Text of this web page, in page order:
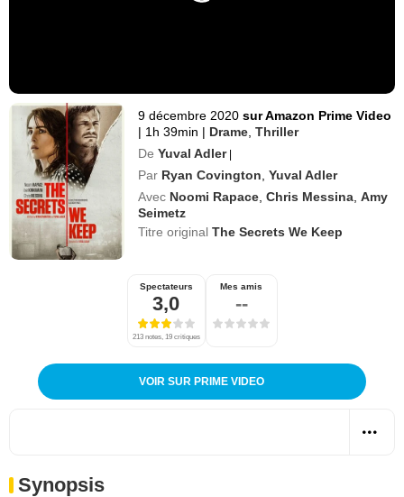
9 décembre 2020 sur Amazon Prime Video
| 1h 39min | Drame ,Thriller
De Yuval Adler |
Par Ryan Covington ,Yuval Adler
Avec Noomi Rapace ,Chris Messina ,Amy
Seimetz
Titre originalThe Secrets We Keep
Spectateurs
3,0
213 notes, 19 critiques
Mes amis
--
VOIR SUR PRIME VIDEO
Synopsis